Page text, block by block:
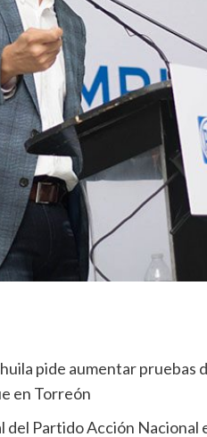
pide aumentar pruebas
en Torreón
Partido Acción Nacional